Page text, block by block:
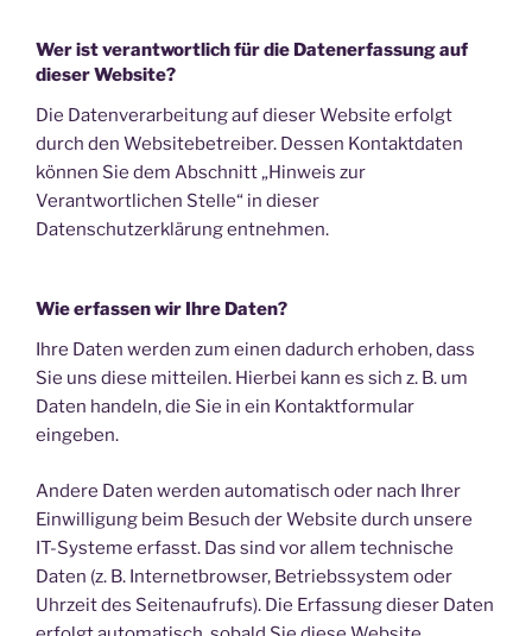
Wer ist verantwortlich für die Datenerfassung auf
dieser Website?
Die Datenverarbeitung auf dieser Website erfolgt
durch den Websitebetreiber. Dessen Kontaktdaten
können Sie dem Abschnitt „Hinweis zur
Verantwortlichen Stelle“ in dieser
Datenschutzerklärung entnehmen.
Wie erfassen wir Ihre Daten?
Ihre Daten werden zum einen dadurch erhoben, dass
Sie uns diese mitteilen. Hierbei kann es sich z. B. um
Daten handeln, die Sie in ein Kontaktformular
eingeben.
Andere Daten werden automatisch oder nach Ihrer
Einwilligung beim Besuch der Website durch unsere
IT-Systeme erfasst. Das sind vor allem technische
Daten (z. B. Internetbrowser, Betriebssystem oder
Uhrzeit des Seitenaufrufs). Die Erfassung dieser Daten